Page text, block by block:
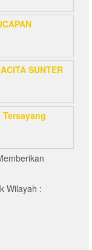
SUNTER
Wilayah :